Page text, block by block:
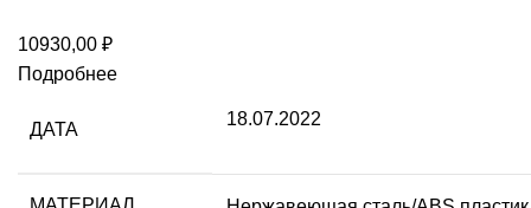
10930,00 ₽
Подробнее
ДАТА
18.07.2022